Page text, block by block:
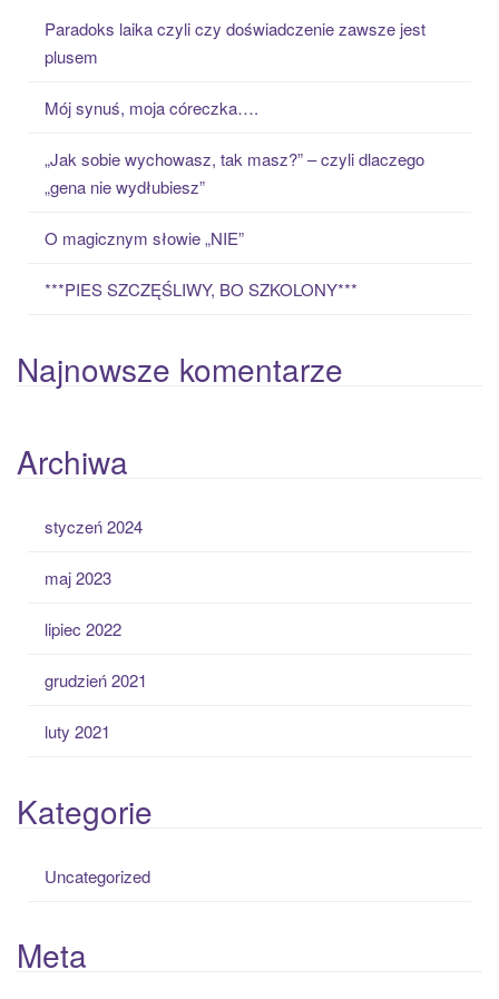
Paradoks laika czyli czy doświadczenie zawsze jest
plusem
Mój synuś, moja córeczka….
„Jak sobie wychowasz, tak masz?” – czyli dlaczego
„gena nie wydłubiesz”
O magicznym słowie „NIE”
***PIES SZCZĘŚLIWY, BO SZKOLONY***
Najnowsze komentarze
Archiwa
styczeń 2024
maj 2023
lipiec 2022
grudzień 2021
luty 2021
Kategorie
Uncategorized
Meta